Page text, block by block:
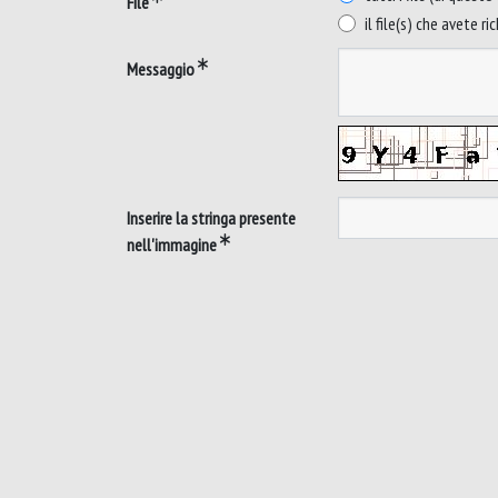
il file(s) che avete
Messaggio
Inserire la stringa presente
nell'immagine